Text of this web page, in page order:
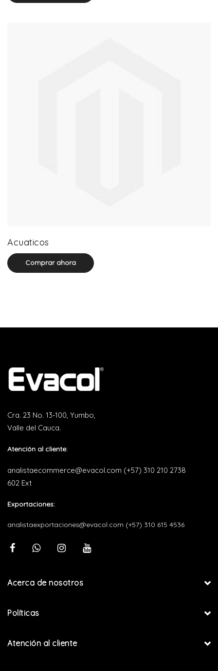
Acuaticos
Comprar ahora
Cra. 23 No. 13-100, Yumbo,
Valle del Cauca.
Atención al cliente:
analistaecommerce@evacol.com (+57) 310 210 2738
602 Ext
Exportaciones:
analistaexportaciones@evacol.com (+57) 310 615 4536
Acerca de nosotros
Políticas
Atención al cliente